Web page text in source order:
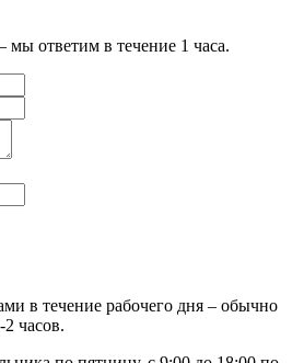
ответим в течение 1 часа.
в течение рабочего дня – обычно
2 часов.